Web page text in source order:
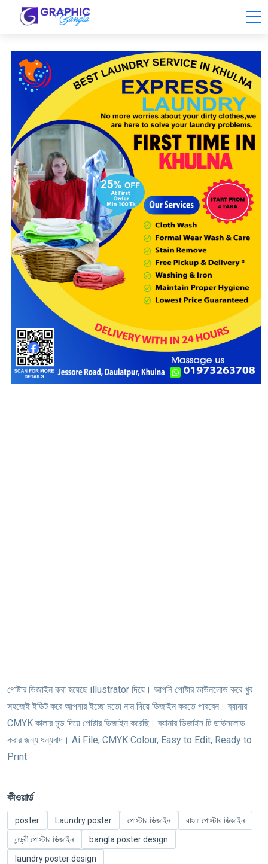
পোষ্টার ডিজাইন করা হয়েছে illustrator দিয়ে। আপনি পোষ্টার ডাউনলোড করে খুব
সহজেই ইডিট করে আপনার ইচ্ছে মতো নাম দিয়ে ডিজাইন করতে পারবেন। ব্যানার
CMYK কালার মুড দিয়ে পোষ্টার ডিজাইন করেছি। ব্যানার ডিজাইন টি ডাউনলোড
করার জন্য ধন্যবাদ। Ai File, CMYK Colour, Easy to Edit, Ready to
Print
কীওয়ার্ড
poster Laundry poster পোস্টার ডিজাইন
বাংলা পোস্টার ডিজাইন
লন্ড্রী পোস্টার ডিজাইন
bangla poster design
laundry poster design